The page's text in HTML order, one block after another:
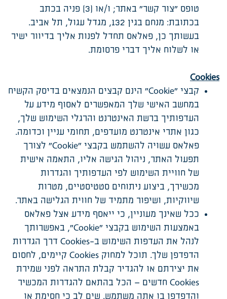
טופס "צור קשר" באתר; ו/או (3) פניה בכתב
בכתובת: מנחם בגין 132, מגדל עגול, תל אביב.
בעשותך כן, פאלאס תחדל לפנות אליך בדיוור ישיר
או לשלוח אליך דברי פרסומת.
Cookies
קבצי "Cookie" הינם קבצים הנמצאים בדיסק הקשיח
במחשב האישי שלך המאפשרים לאסוף מידע על
העדפותיך ברשת האינטרנט והרגלי השימוש שלך,
כגון אתרי אינטרנט מועדפים, תחומי עניין וכדומה.
פאלאס עשויה להשתמש בקבצי "Cookie" לצורך
תפעול האתר, ניהול הגישה אליו, התאמה אישית
של חוויית השימוש לפי העדפותיך והגדרות
מכשירך, ביצוע ניתוחים סטטיסטיים, מטרות
שיווקיות, ושיפור מתמיד של חווית הגלישה באתר.
ככל שאינך מעוניין, כי ייאסף מידע אצל פאלאס
באמצעות השימוש בקבצי "Cookie", באפשרותך
לנהל את העדפות השימוש ב-Cookies דרך הגדרות
הדפדפן שלך. תוכל למחוק Cookies קיימים, לחסום
את יצירתם או להגדיר קבלת התראה לפני שמירת
Cookies חדשים – הכל בהתאם להגדרות המכשיר
והדפדפן בו אתה משתמש. שים לב כי חסימת או